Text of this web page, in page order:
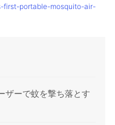
first-portable-mosquito-air-
ザーで蚊を撃ち落とす